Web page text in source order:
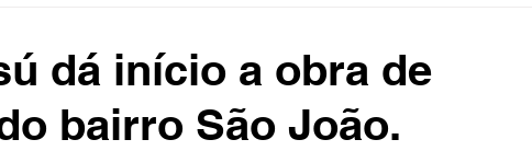
Luto Artista Seleção Brasileira
dá início a obra de
bairro São João.